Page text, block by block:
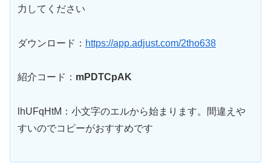
力してください
ダウンロード： https://app.adjust.com/2tho638
紹介コード： mPDTCpAK
lhUFqHtM：小文字のエルから始まります。間違えや
すいのでコピーがおすすめです